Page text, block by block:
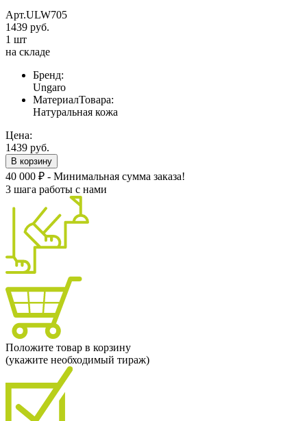
Арт.ULW705
1439 руб.
1 шт
на складе
Бренд:
Ungaro
МатериалТовара:
Натуральная кожа
Цена:
1439 руб.
В корзину
40 000 ₽ - Минимальная сумма заказа!
3 шага работы с нами
Положите товар в корзину
(укажите необходимый тираж)